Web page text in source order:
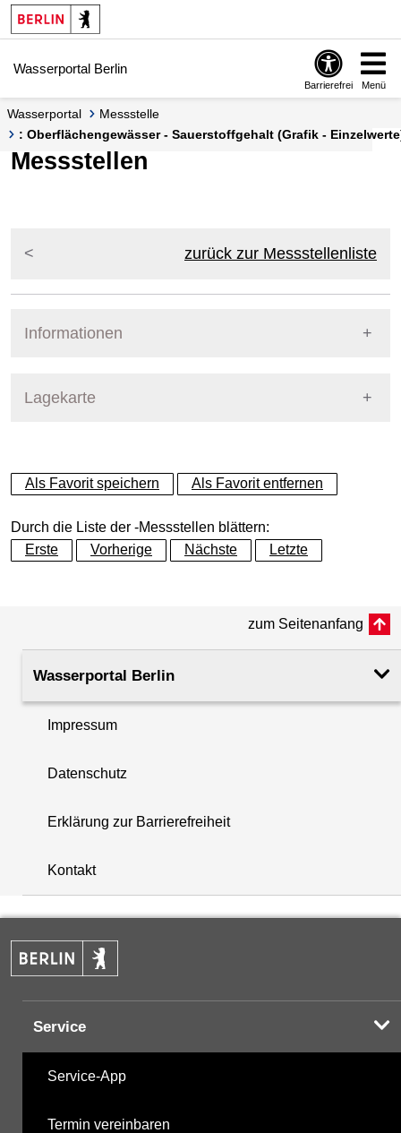
Springe zur Navigation
Springe zum Inhalt
Wasserportal Berlin
Barrierefrei Menü
Wasserportal
Messstelle
: Oberflächengewässer - Sauerstoffgehalt (Grafik -
Messstellen
zurück zur Messstellenliste
Informationen
Lagekarte
+
−
+
−
Als Favorit speichern Als Favorit entfernen
Durch die Liste der -Messstellen blättern:
Erste
Vorherige Nächste Letzte
zum Seitenanfang
Wasserportal Berlin
Impressum
Datenschutz
Erklärung zur Barrierefreiheit
Kontakt
Service
Service-App
Termin vereinbaren